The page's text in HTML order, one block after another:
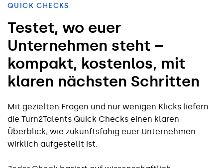
QUICK CHECKS
Testet, wo euer
Unternehmen steht –
kompakt, kostenlos, mit
klaren nächsten Schritten
Mit gezielten Fragen und nur wenigen Klicks liefern
die Turn2Talents Quick Checks einen klaren
Überblick, wie zukunftsfähig euer Unternehmen
wirklich aufgestellt ist.